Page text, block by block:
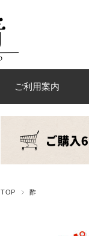
ご利用案内
TOP 酢